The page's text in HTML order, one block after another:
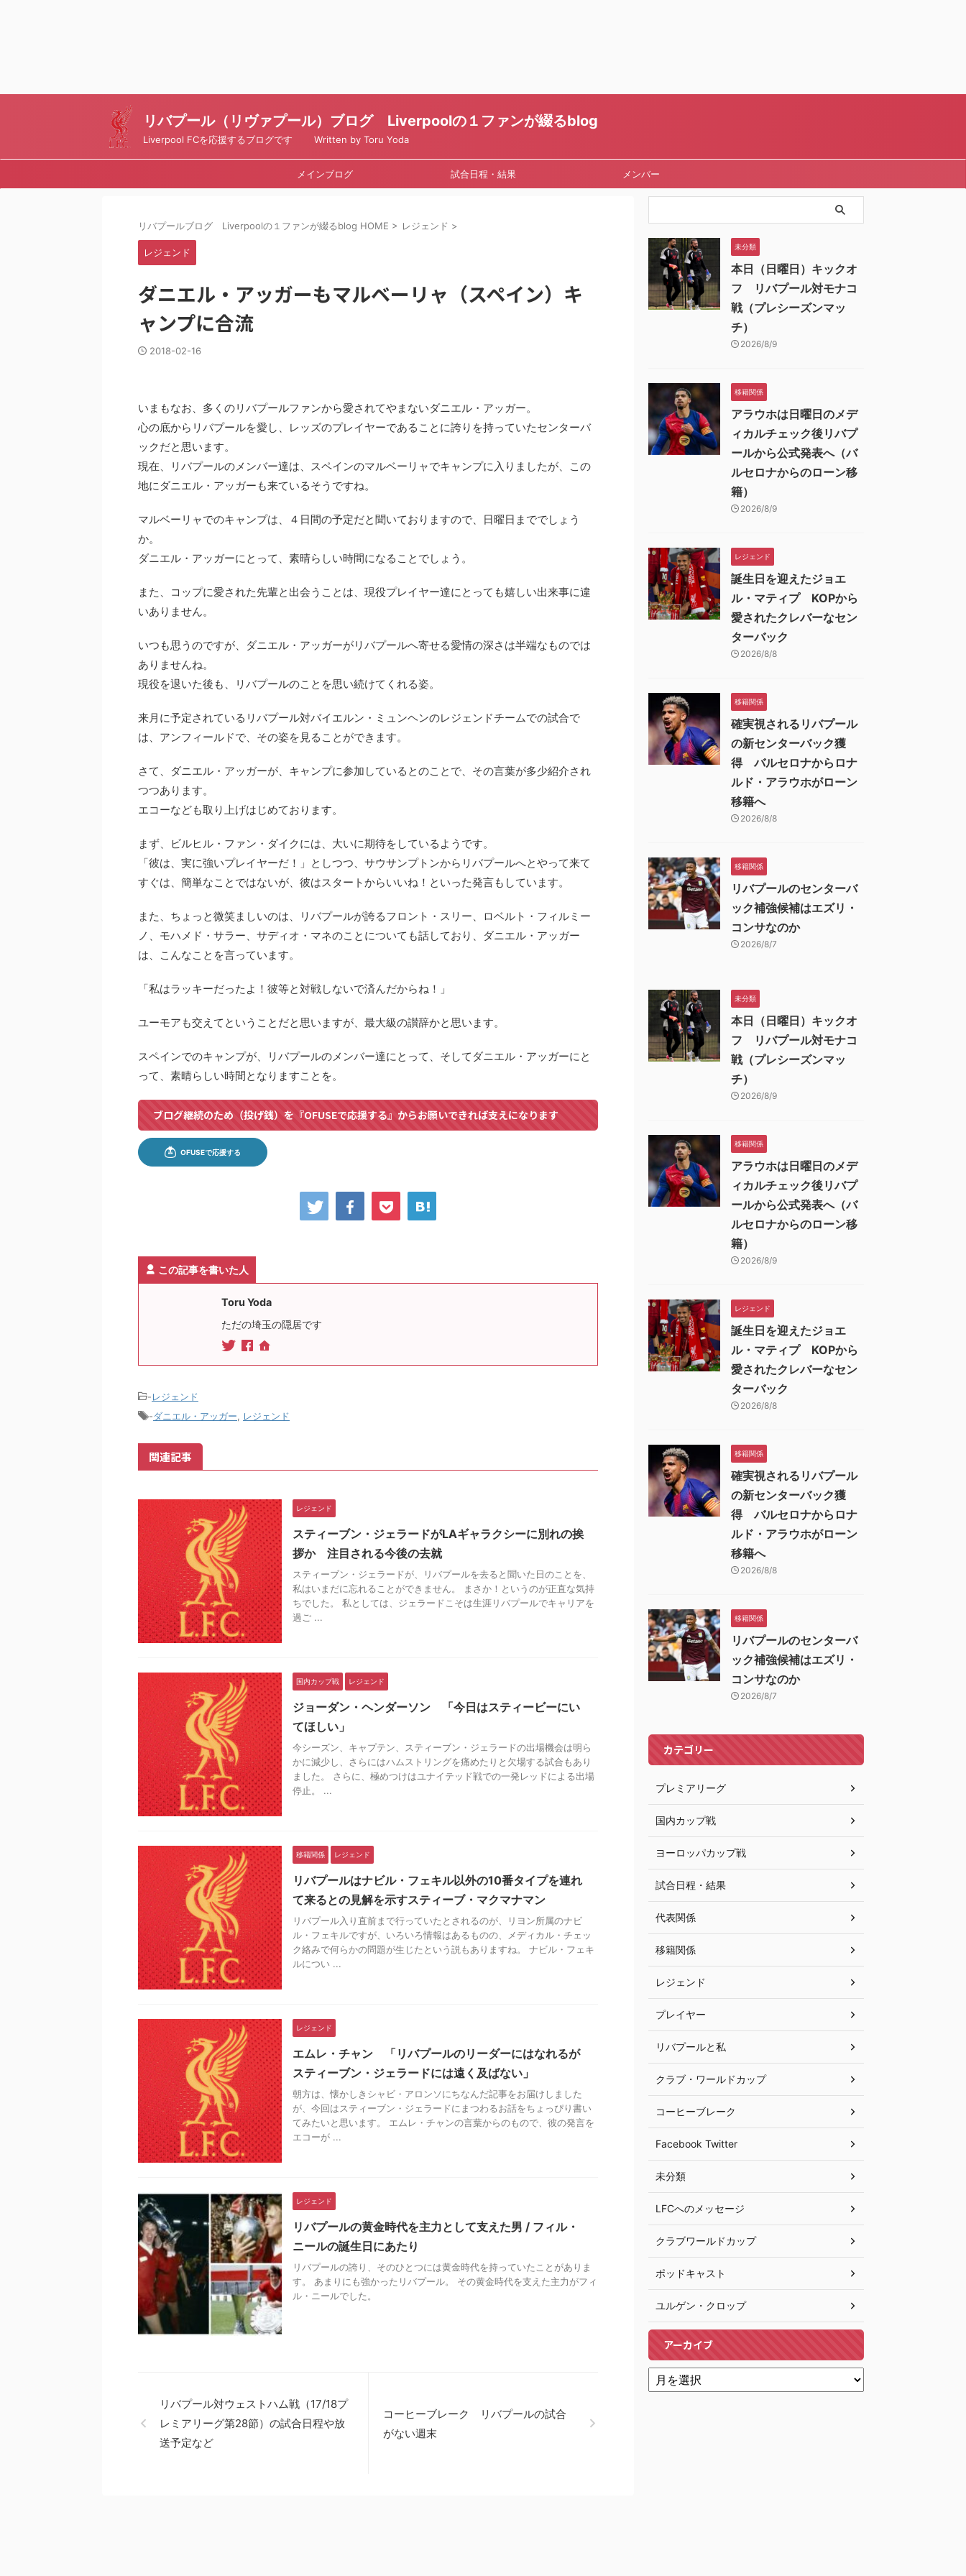
リバプール（リヴァプール）ブログ Liverpoolの１ファンが綴るblog
Liverpool FCを応援するブログです Written by Toru Yoda
メインブログ 試合日程・結果 メンバー
リバプールブログ Liverpoolの１ファンが綴るblog HOME > レジェンド >
レジェンド
ダニエル・アッガーもマルベーリャ（スペイン）キ
ャンプに合流
2018-02-16
いまもなお、多くのリバプールファンから愛されてやまないダニエル・アッガー。
心の底からリバプールを愛し、レッズのプレイヤーであることに誇りを持っていたセンターバ
ックだと思います。
現在、リバプールのメンバー達は、スペインのマルベーリャでキャンプに入りましたが、この
地にダニエル・アッガーも来ているそうですね。
マルベーリャでのキャンプは、４日間の予定だと聞いておりますので、日曜日まででしょう
か。
ダニエル・アッガーにとって、素晴らしい時間になることでしょう。
また、コップに愛された先輩と出会うことは、現役プレイヤー達にとっても嬉しい出来事に違
いありません。
いつも思うのですが、ダニエル・アッガーがリバプールへ寄せる愛情の深さは半端なものでは
ありませんね。
現役を退いた後も、リバプールのことを思い続けてくれる姿。
来月に予定されているリバプール対バイエルン・ミュンヘンのレジェンドチームでの試合で
は、アンフィールドで、その姿を見ることができます。
さて、ダニエル・アッガーが、キャンプに参加しているとのことで、その言葉が多少紹介され
つつあります。
エコーなども取り上げはじめております。
まず、ビルヒル・ファン・ダイクには、大いに期待をしているようです。
「彼は、実に強いプレイヤーだ！」としつつ、サウサンプトンからリバプールへとやって来て
すぐは、簡単なことではないが、彼はスタートからいいね！といった発言もしています。
また、ちょっと微笑ましいのは、リバプールが誇るフロント・スリー、ロベルト・フィルミー
ノ、モハメド・サラー、サディオ・マネのことについても話しており、ダニエル・アッガー
は、こんなことを言っています。
「私はラッキーだったよ！彼等と対戦しないで済んだからね！」
ユーモアも交えてということだと思いますが、最大級の讃辞かと思います。
スペインでのキャンプが、リバプールのメンバー達にとって、そしてダニエル・アッガーにと
って、素晴らしい時間となりますことを。
ブログ継続のため（投げ銭）を『OFUSEで応援する』からお願いできれば支えになります
この記事を書いた人
Toru Yoda
ただの埼玉の隠居です
-レジェンド
-ダニエル・アッガー レジェンド
関連記事
レジェンド
スティーブン・ジェラードがLAギャラクシーに別れの挨
拶か 注目される今後の去就
スティーブン・ジェラードが、リバプールを去ると聞いた日のことを、
私はいまだに忘れることができません。 まさか！というのが正直な気持
ちでした。 私としては、ジェラードこそは生涯リバプールでキャリアを
過ご ...
国内カップ戦 レジェンド
ジョーダン・ヘンダーソン 「今日はスティービーにい
てほしい」
今シーズン、キャプテン、スティーブン・ジェラードの出場機会は明ら
かに減少し、さらにはハムストリングを痛めたりと欠場する試合もあり
ました。 さらに、極めつけはユナイテッド戦での一発レッドによる出場
停止。 ...
移籍関係 レジェンド
リバプールはナビル・フェキル以外の10番タイプを連れ
て来るとの見解を示すスティーブ・マクマナマン
リバプール入り直前まで行っていたとされるのが、リヨン所属のナビ
ル・フェキルですが、いろいろ情報はあるものの、メディカル・チェッ
ク絡みで何らかの問題が生じたという説もありますね。 ナビル・フェキ
ルについ ...
レジェンド
エムレ・チャン 「リバプールのリーダーにはなれるが
スティーブン・ジェラードには遠く及ばない」
朝方は、懐かしきシャビ・アロンソにちなんだ記事をお届けしました
が、今回はスティーブン・ジェラードにまつわるお話をちょっぴり書い
てみたいと思います。 エムレ・チャンの言葉からのもので、彼の発言を
エコーが ...
レジェンド
リバプールの黄金時代を主力として支えた男 / フィル・
ニールの誕生日にあたり
リバプールの誇り、そのひとつには黄金時代を持っていたことがありま
す。 あまりにも強かったリバプール。 その黄金時代を支えた主力がフィ
ル・ニールでした。
リバプール対ウェストハム戦（17/18プ
レミアリーグ第28節）の試合日程や放
送予定など
コーヒーブレーク リバプールの試合
がない週末
未分類
本日（日曜日）キックオ
フ リバプール対モナコ
戦（プレシーズンマッ
チ）
2026/8/9
移籍関係
アラウホは日曜日のメデ
ィカルチェック後リバプ
ールから公式発表へ（バ
ルセロナからのローン移
籍）
2026/8/9
レジェンド
誕生日を迎えたジョエ
ル・マティプ KOPから
愛されたクレバーなセン
ターバック
2026/8/8
移籍関係
確実視されるリバプール
の新センターバック獲
得 バルセロナからロナ
ルド・アラウホがローン
移籍へ
2026/8/8
移籍関係
リバプールのセンターバ
ック補強候補はエズリ・
コンサなのか
2026/8/7
未分類
本日（日曜日）キックオ
フ リバプール対モナコ
戦（プレシーズンマッ
チ）
2026/8/9
移籍関係
アラウホは日曜日のメデ
ィカルチェック後リバプ
ールから公式発表へ（バ
ルセロナからのローン移
籍）
2026/8/9
レジェンド
誕生日を迎えたジョエ
ル・マティプ KOPから
愛されたクレバーなセン
ターバック
2026/8/8
移籍関係
確実視されるリバプール
の新センターバック獲
得 バルセロナからロナ
ルド・アラウホがローン
移籍へ
2026/8/8
移籍関係
リバプールのセンターバ
ック補強候補はエズリ・
コンサなのか
2026/8/7
カテゴリー
プレミアリーグ
国内カップ戦
ヨーロッパカップ戦
試合日程・結果
代表関係
移籍関係
レジェンド
プレイヤー
リバプールと私
クラブ・ワールドカップ
コーヒーブレーク
Facebook Twitter
未分類
LFCへのメッセージ
クラブワールドカップ
ポッドキャスト
ユルゲン・クロップ
アーカイブ